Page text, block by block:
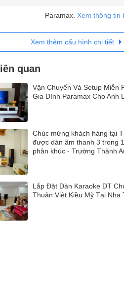
Paramax. Xem thông tin
Xem thêm cấu hình chi tiết
quan
Vận Chuyển Và Setup Miễn
Gia Đình Paramax Cho Anh
Chúc mừng khách hàng tại
được dàn âm thanh 3 trong
phân khúc - Trường Thành
Lắp Đặt Dàn Karaoke DT
Thuận Việt Kiều Mỹ Tại Nha